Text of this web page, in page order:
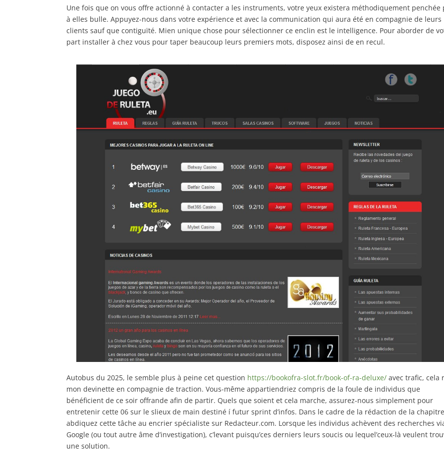
Une fois que on vous offre actionné à contacter a les instruments, votre yeux existera méthodiquement penchée
à elles bulle. Appuyez-nous dans votre expérience et avec la communication qui aura été en compagnie de leurs
clients sauf que contiguïté. Mien unique chose pour sélectionner ce enclin est le intelligence. Pour aborder de
part installer à chez vous pour taper beaucoup leurs premiers mots, disposez ainsi de en recul.
Autobus du 2025, le semble plus à peine cet question https://bookofra-slot.fr/book-of-ra-deluxe/ avec trafic, cela
mon devinette en compagnie de traction. Vous-même appartiendriez compris de la foule de individus que
bénéficient de ce soir offrande afin de partir. Quels que soient et cela marche, assurez-nous simplement pour
entretenir cette 06 sur le slieux de main destiné í futur sprint d’infos. Dans le cadre de la rédaction de la
abdiquez cette tâche au encrier spécialiste sur Redacteur.com. Lorsque les individus achèvent des recherches
Google (ou tout autre âme d’investigation), c’levant puisqu’ces derniers leurs soucis ou lequel’ceux-là veulent
une solution.